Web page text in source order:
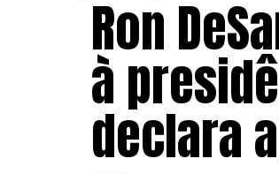
Ron
à
declara